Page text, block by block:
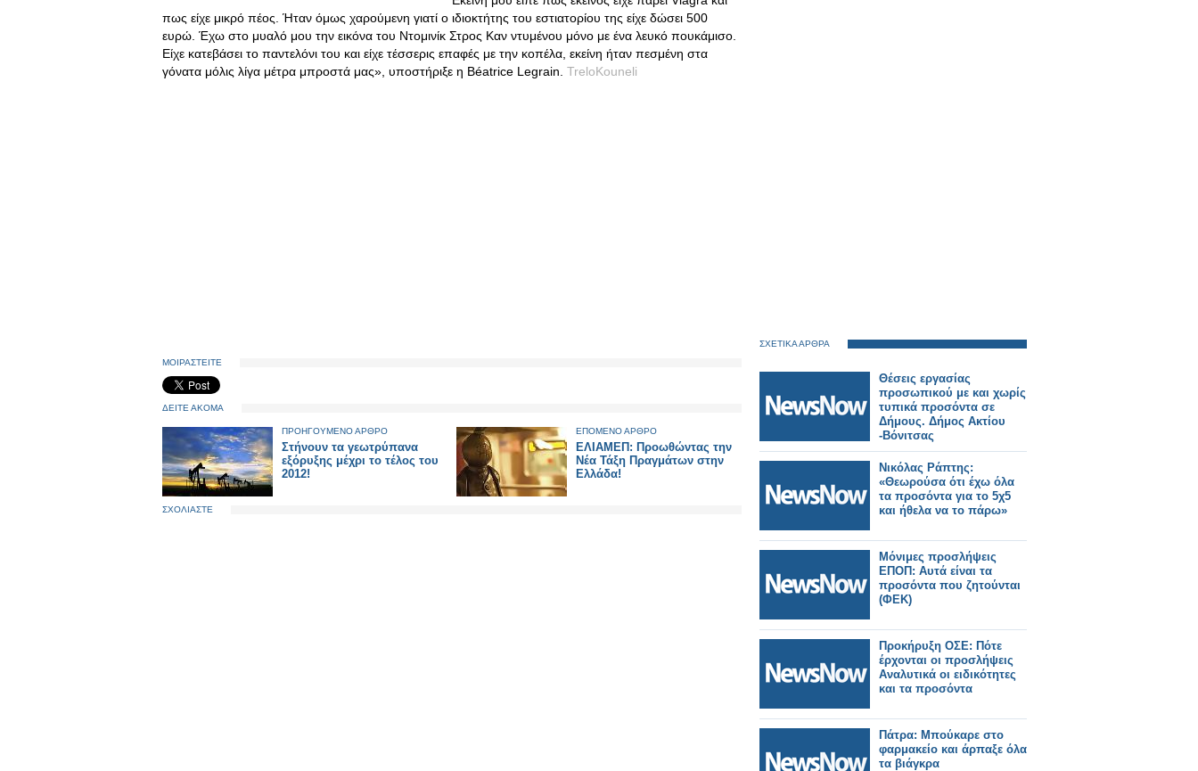
πως είχε μικρό πέος. Ήταν όμως χαρούμενη γιατί ο ιδιοκτήτης του εστιατορίου της είχε δώσει 500
ευρώ. Έχω στο μυαλό μου την εικόνα του Ντομινίκ Στρος Καν ντυμένου μόνο με ένα λευκό πουκάμισο.
Είχε κατεβάσει το παντελόνι του και είχε τέσσερις επαφές με την κοπέλα, εκείνη ήταν πεσμένη στα
γόνατα μόλις λίγα μέτρα μπροστά μας», υποστήριξε η Béatrice Legrain. TreloKouneli
ΜΟΙΡΑΣΤΕΙΤΕ
ΔΕΙΤΕ ΑΚΟΜΑ
ΠΡΟΗΓΟΥΜΕΝΟ ΑΡΘΡΟ
Στήνουν τα γεωτρύπανα
εξόρυξης μέχρι το τέλος του
2012!
ΕΠΟΜΕΝΟ ΑΡΘΡΟ
ΕΛΙΑΜΕΠ: Προωθώντας την
Νέα Τάξη Πραγμάτων στην
Ελλάδα!
ΣΧΟΛΙΑΣΤΕ
ΣΧΕΤΙΚΑ ΑΡΘΡΑ
Θέσεις εργασίας
προσωπικού με και χωρίς
τυπικά προσόντα σε
Δήμους. Δήμος Ακτίου
-Βόνιτσας
Νικόλας Ράπτης:
«Θεωρούσα ότι έχω όλα
τα προσόντα για το 5χ5
και ήθελα να το πάρω»
Μόνιμες προσλήψεις
ΕΠΟΠ: Αυτά είναι τα
προσόντα που ζητούνται
(ΦΕΚ)
Προκήρυξη ΟΣΕ: Πότε
έρχονται οι προσλήψεις
Αναλυτικά οι ειδικότητες
και τα προσόντα
Πάτρα: Μπούκαρε στο
φαρμακείο και άρπαξε όλα
τα βιάγκρα